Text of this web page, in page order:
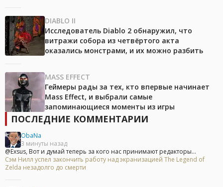
DIABLO II
Исследователь Diablo 2 обнаружил, что
витражи собора из четвёртого акта
оказались монстрами, и их можно разбить
MASS EFFECT
Геймеры рады за тех, кто впервые начинает
Mass Effect, и выбрали самые
запоминающиеся моменты из игры
ПОСЛЕДНИЕ КОММЕНТАРИИ
ObaNa
3 минуты назад
@Exsus, Вот и думай теперь за кого нас принимают редакторы...
Сэм Нилл успел закончить работу над экранизацией The Legend of
Zelda незадолго до смерти